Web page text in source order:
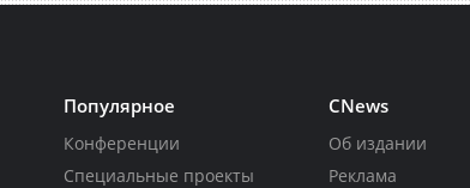
Популярное
Конференции
Специальные проекты
CNews
Об издании
Реклама